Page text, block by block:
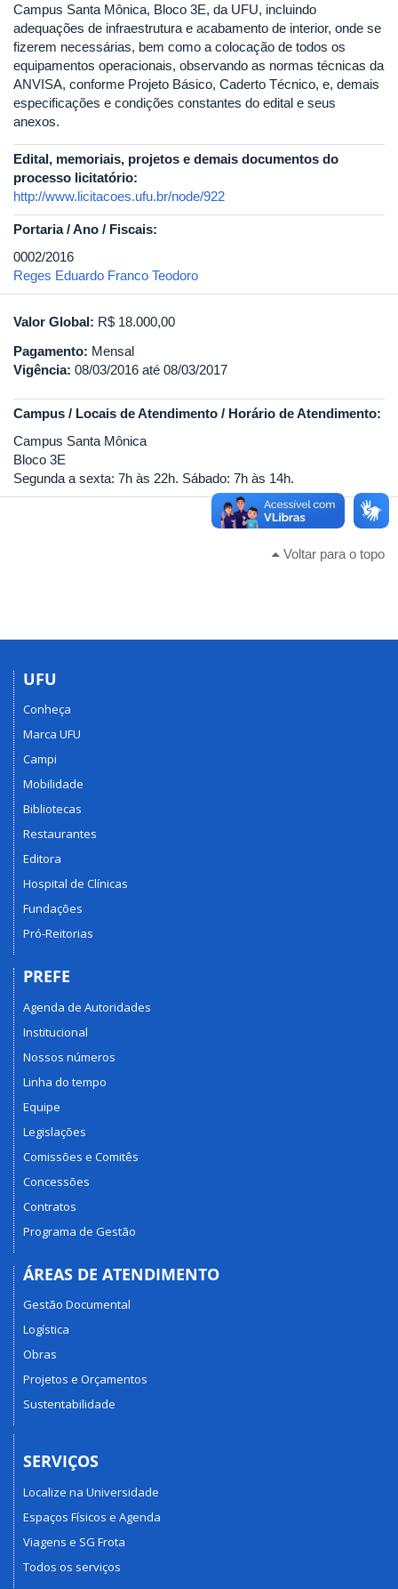
Campus Santa Mônica, Bloco 3E, da UFU, incluindo
adequações de infraestrutura e acabamento de interior, onde se
fizerem necessárias, bem como a colocação de todos os
equipamentos operacionais, observando as normas técnicas da
ANVISA, conforme Projeto Básico, Caderto Técnico, e, demais
especificações e condições constantes do edital e seus
anexos.
Edital, memoriais, projetos e demais documentos do
processo licitatório:
http://www.licitacoes.ufu.br/node/922
Portaria / Ano / Fiscais:
0002/2016
Reges Eduardo Franco Teodoro
Valor Global: R$ 18.000,00
Pagamento: Mensal
Vigência: 08/03/2016 até 08/03/2017
Campus / Locais de Atendimento / Horário de Atendimento:
Campus Santa Mônica
Bloco 3E
Segunda a sexta: 7h às 22h. Sábado: 7h às 14h.
Voltar para o topo
UFU
Conheça
Marca UFU
Campi
Mobilidade
Bibliotecas
Restaurantes
Editora
Hospital de Clínicas
Fundações
Pró-Reitorias
PREFE
Agenda de Autoridades
Institucional
Nossos números
Linha do tempo
Equipe
Legislações
Comissões e Comitês
Concessões
Contratos
Programa de Gestão
ÁREAS DE ATENDIMENTO
Gestão Documental
Logística
Obras
Projetos e Orçamentos
Sustentabilidade
SERVIÇOS
Localize na Universidade
Espaços Físicos e Agenda
Viagens e SG Frota
Todos os serviços